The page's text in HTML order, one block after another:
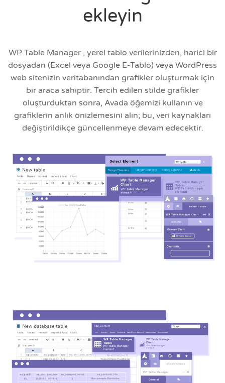
ekleyin
WP Table Manager , yerel tablo verilerinizden, harici bir
dosyadan (Excel veya Google E-Tablo) veya WordPress
web sitenizin veritabanından grafikler oluşturmak için
bir araca sahiptir. Tercih edilen stilde grafikler
oluşturduktan sonra, Avada öğemizi kullanın ve
grafiklerin anlık önizlemesini alın; bu, veri kaynakları
değiştirildikçe güncellenmeye devam edecektir.